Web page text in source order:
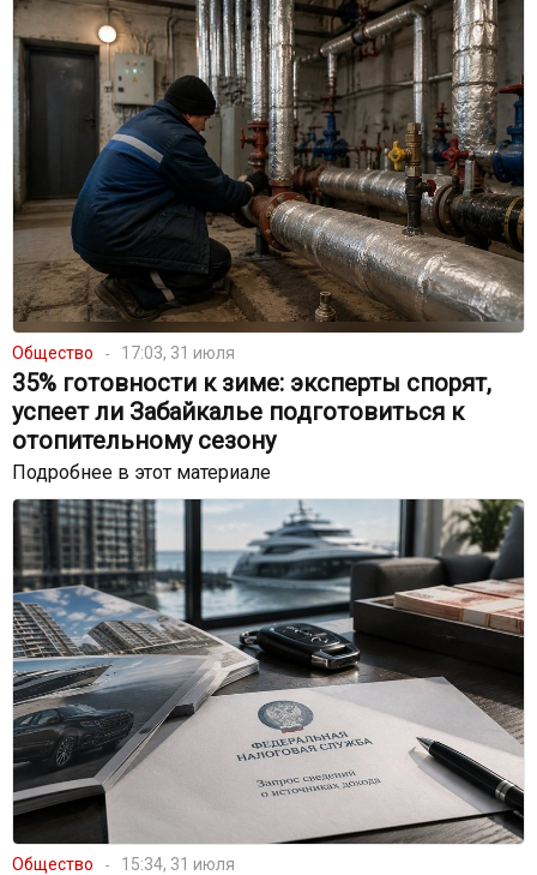
Общество 17:03, 31 июля
35% готовности к зиме: эксперты спорят,
успеет ли Забайкалье подготовиться к
отопительному сезону
Подробнее в этот материале
Общество 15:34, 31 июля